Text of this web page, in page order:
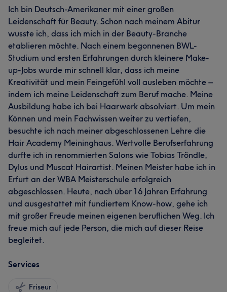
Ich bin Deutsch-Amerikaner mit einer großen
Leidenschaft für Beauty. Schon nach meinem Abitur
wusste ich, dass ich mich in der Beauty-Branche
etablieren möchte. Nach einem begonnenen BWL-
Studium und ersten Erfahrungen durch kleinere Make-
up-Jobs wurde mir schnell klar, dass ich meine
Kreativität und mein Feingefühl voll ausleben möchte –
indem ich meine Leidenschaft zum Beruf mache. Meine
Ausbildung habe ich bei Haarwerk absolviert. Um mein
Können und mein Fachwissen weiter zu vertiefen,
besuchte ich nach meiner abgeschlossenen Lehre die
Hair Academy Meininghaus. Wertvolle Berufserfahrung
durfte ich in renommierten Salons wie Tobias Tröndle,
Dylus und Muscat Hairartist. Meinen Meister habe ich in
Erfurt an der WBA Meisterschule erfolgreich
abgeschlossen. Heute, nach über 16 Jahren Erfahrung
und ausgestattet mit fundiertem Know-how, gehe ich
mit großer Freude meinen eigenen beruflichen Weg. Ich
freue mich auf jede Person, die mich auf dieser Reise
begleitet.
Services
Friseur